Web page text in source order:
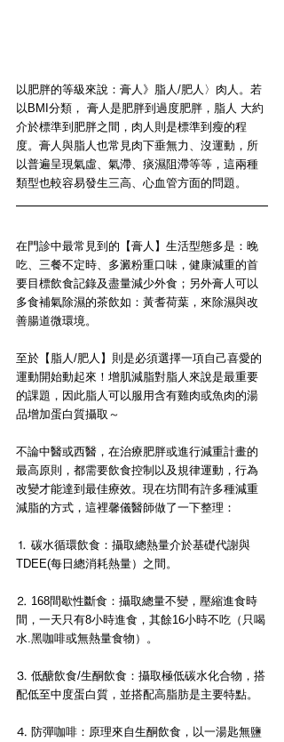
以肥胖的等級來說：膏人》脂人/肥人〉肉人。若
以BMI分類， 膏人是肥胖到過度肥胖，脂人 大約
介於標準到肥胖之間，肉人則是標準到瘦的程
度。膏人與脂人也常見肉下垂無力、沒運動，所
以普遍呈現氣虛、氣滯、痰濕阻滯等等，這兩種
類型也較容易發生三高、心血管方面的問題。
在門診中最常見到的 【膏人】 生活型態多是： 晚
吃、三餐不定時、多澱粉重口味 ，健康減重的首
要目標飲食記錄及盡量減少外食 ；另外膏人可以
多食補氣除濕的茶飲如：黃耆荷葉，來除濕與改
善腸道微環境。
至於 【脂人/肥人】 則是必須選擇一項自己喜愛的
運動開始動起來！ 增肌減脂對脂人來說是最重要
的課題，因此脂人可以服用含有雞肉或魚肉的湯
品增加蛋白質攝取～
不論中醫或西醫，在治療肥胖或進行減重計畫的
最高原則，都需要飲食控制以及規律運動，行為
改變才能達到最佳療效。現在坊間有許多種減重
減脂的方式，這裡馨儀醫師做了一下整理：
⒈ 碳水循環飲食 ：攝取總熱量介於基礎代謝與
TDEE(每日總消耗熱量）之間。
⒉ 168間歇性斷食 ：攝取總量不變，壓縮進食時
間，一天只有8小時進食，其餘16小時不吃（只喝
水.黑咖啡或無熱量食物）。
⒊ 低醣飲食/生酮飲食 ：攝取極低碳水化合物，搭
配低至中度蛋白質，並搭配高脂肪是主要特點。
⒋ 防彈咖啡 ：原理來自生酮飲食，以一湯匙無鹽